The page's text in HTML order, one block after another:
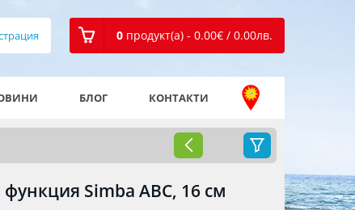
0 продукт(а) - 0.00€ / 0.00лв.
БЛОГ КОНТАКТИ
Simba ABC, 16 см